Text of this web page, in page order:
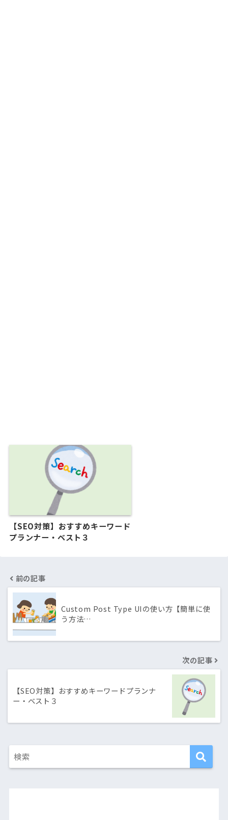
【SEO対策】おすすめキーワード
プランナー・ベスト３
前の記事
Custom Post Type UIの使い方【簡単に使
う方法…
次の記事
【SEO対策】おすすめキーワードプランナ
ー・ベスト３